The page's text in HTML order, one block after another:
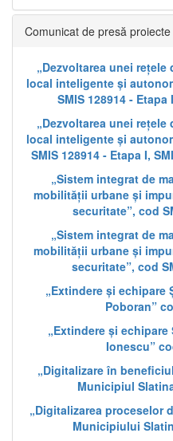
Comunicat de presă proiecte
„Dezvoltarea unei
local inteligente și
SMIS 128914 - Etapa
„Dezvoltarea unei
local inteligente și
SMIS 128914 - Etapa I,
„Sistem integrat de
mobilității urbane și
securitate”, cod
„Sistem integrat de
mobilității urbane și
securitate”, cod
„Extindere și echipare
Poboran”
„Extindere și echipare
Ionescu”
„Digitalizare în
Municipiul
„Digitalizarea proceselor
Municipiului